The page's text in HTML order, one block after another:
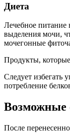
Диета
Лечебное питание
выделения мочи,
мочегонные
Продукты,
Следует избегать
потребление
Возможные
После